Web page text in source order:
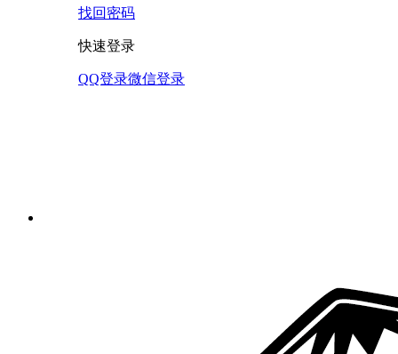
找回密码
快速登录
QQ登录微信登录